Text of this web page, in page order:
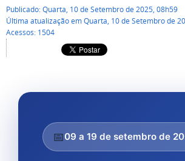
Publicado: Quarta, 10 de Setembro de 2025, 08h59
Última atualização em Quarta, 10 de Setembro de
Acessos: 1504
📅09 a 19 de setembro de